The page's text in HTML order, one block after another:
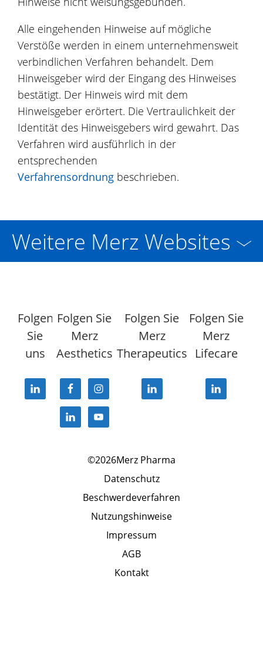
Alle eingehenden Hinweise auf mögliche
Verstöße werden in einem unternehmensweit
verbindlichen Verfahren behandelt. Dem
Hinweisgeber wird der Eingang des Hinweises
bestätigt. Der Hinweis wird mit dem
Hinweisgeber erörtert. Die Vertraulichkeit der
Identität des Hinweisgebers wird gewahrt. Das
Verfahren wird ausführlich in der
entsprechenden
Verfahrensordnung beschrieben.
Weitere Merz Websites
Folgen
Sie
uns
Folgen Sie
Merz
Aesthetics
Folgen Sie
Merz
Therapeutics
Folgen Sie
Merz
Lifecare
©2026Merz Pharma
Datenschutz
Beschwerdeverfahren
Nutzungshinweise
Impressum
AGB
Kontakt